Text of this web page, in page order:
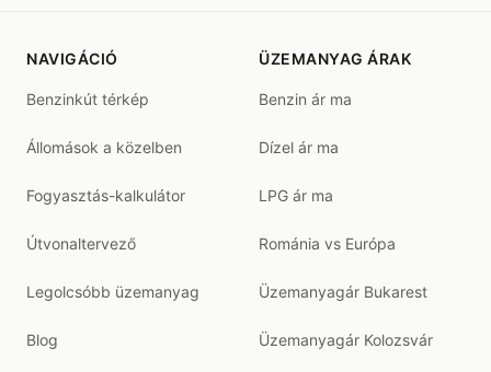
NAVIGÁCIÓ
Benzinkút térkép
Állomások a közelben
Fogyasztás-kalkulátor
Útvonaltervező
Legolcsóbb üzemanyag
Blog
ÜZEMANYAG ÁRAK
Benzin ár ma
Dízel ár ma
LPG ár ma
Románia vs Európa
Üzemanyagár Bukarest
Üzemanyagár Kolozsvár